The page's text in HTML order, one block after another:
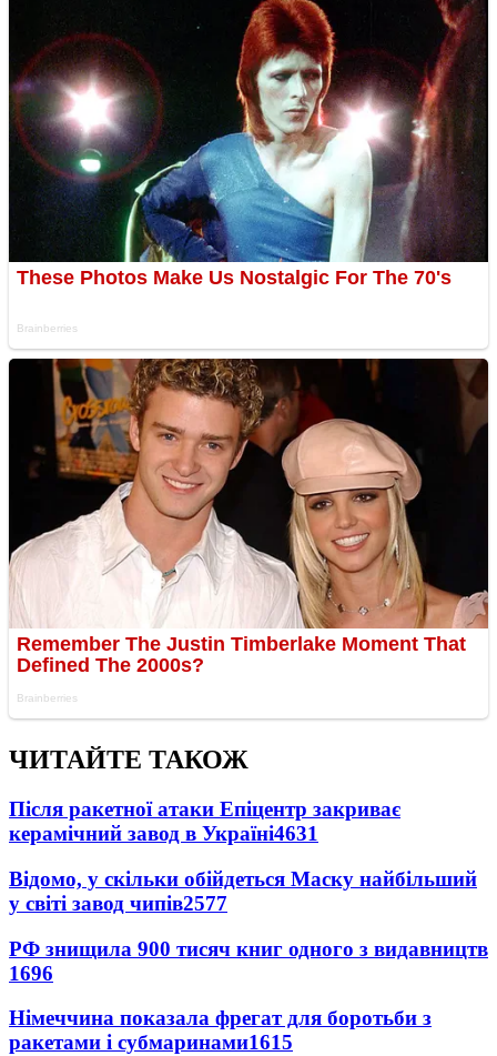
ЧИТАЙТЕ ТАКОЖ
Після ракетної атаки Епіцентр закриває
керамічний завод в Україні4631
Відомо, у скільки обійдеться Маску найбільший
у світі завод чипів2577
РФ знищила 900 тисяч книг одного з видавництв
1696
Німеччина показала фрегат для боротьби з
ракетами і субмаринами1615